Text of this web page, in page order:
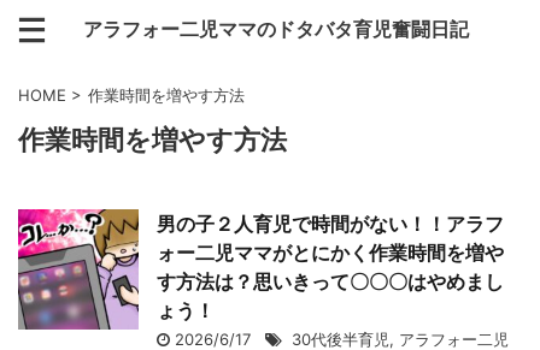
アラフォー二児ママのドタバタ育児奮闘日記
HOME > 作業時間を増やす方法
作業時間を増やす方法
男の子２人育児で時間がない！！アラフ
ォー二児ママがとにかく作業時間を増や
す方法は？思いきって〇〇〇はやめまし
ょう！
2026/6/17 30代後半育児, アラフォー二児